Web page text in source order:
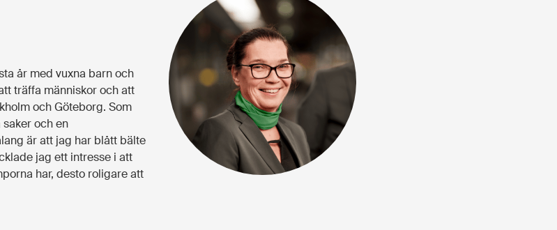
år med vuxna barn och
träffa människor och att
och Göteborg. Som
och en
är att jag har blått bälte
jag ett intresse i att
har, desto roligare att